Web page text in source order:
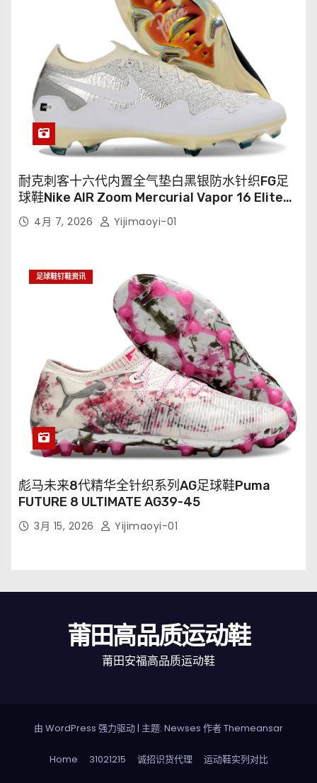
耐克刺客十六代内置全气垫白黑银防水针织FG足
球鞋Nike AIR Zoom Mercurial Vapor 16 Elite
XXV FG35-45
4月 7, 2026 Yijimaoyi-01
足球鞋钉鞋资讯
彪马未来8代精华全针织系列AG足球鞋Puma
FUTURE 8 ULTIMATE AG39-45
3月 15, 2026 Yijimaoyi-01
莆田高品质运动鞋
莆田安福高品质运动鞋
由 WordPress 强力驱动| 主题: Newses 作者Themeansar
Home 31021215 诚招识货代理 运动鞋实列对比